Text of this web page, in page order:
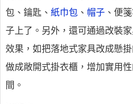
包、鑰匙、 紙巾包 、 帽子 、便
子上了。另外，還可通過改裝
效果，如把落地式家具改成懸
做成敞開式掛衣櫃，增加實用
間。